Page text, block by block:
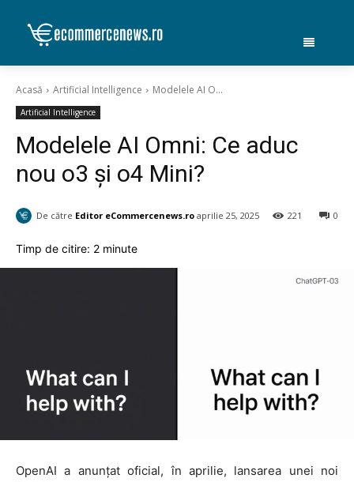
Acasă Artificial Intelligence Modelele AI O...
Artificial Intelligence
Modelele AI Omni: Ce aduc
nou o3 și o4 Mini?
De către Editor eCommercenews.ro aprilie 25, 2025 0
221
Timp de citire: 2 minute
OpenAI a anunțat oficial, în aprilie, lansarea unei noi